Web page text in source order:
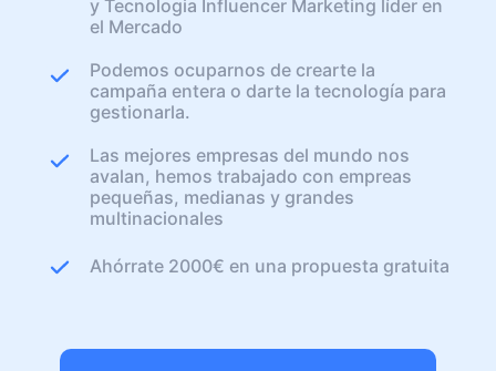
y Tecnologia Influencer Marketing líder en
el Mercado
Podemos ocuparnos de crearte la
campaña entera o darte la tecnología para
gestionarla.
Las mejores empresas del mundo nos
avalan, hemos trabajado con empreas
pequeñas, medianas y grandes
multinacionales
Ahórrate 2000€ en una propuesta gratuita